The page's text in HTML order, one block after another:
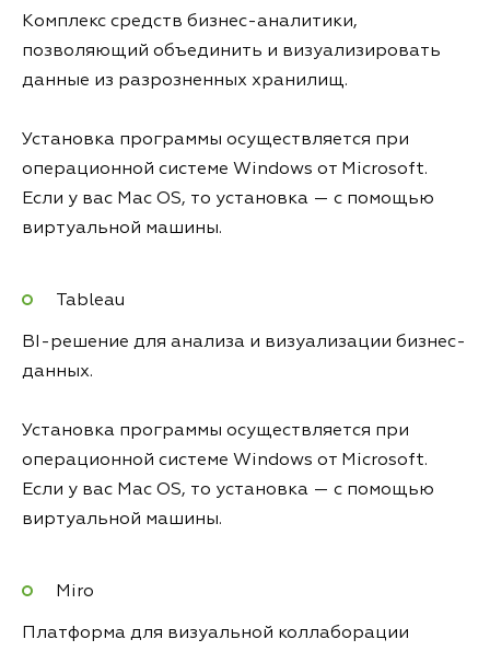
Комплекс средств бизнес-аналитики,
позволяющий объединить и визуализировать
данные из разрозненных хранилищ.
Установка программы осуществляется при
операционной системе Windows от Microsoft.
Если у вас Mac OS, то установка — с помощью
виртуальной машины.
Tableau
BI-решение для анализа и визуализации бизнес-
данных.
Установка программы осуществляется при
операционной системе Windows от Microsoft.
Если у вас Mac OS, то установка — с помощью
виртуальной машины.
Miro
Платформа для визуальной коллаборации